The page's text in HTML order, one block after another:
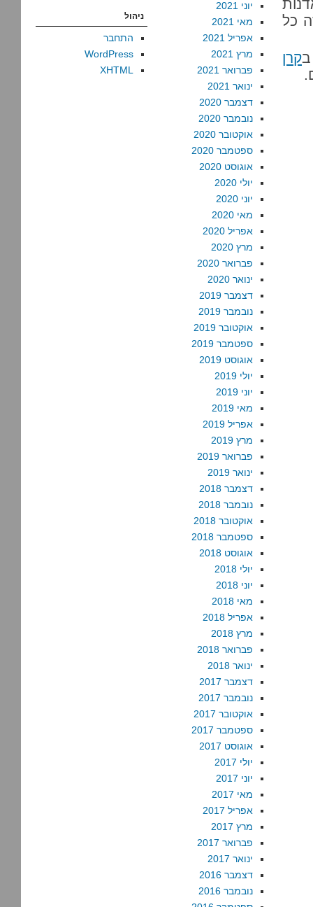
כל
קרן
יוני 2021
מאי 2021
אפריל 2021
מרץ 2021
פברואר 2021
ינואר 2021
דצמבר 2020
נובמבר 2020
אוקטובר 2020
ספטמבר 2020
אוגוסט 2020
יולי 2020
יוני 2020
מאי 2020
אפריל 2020
מרץ 2020
פברואר 2020
ינואר 2020
דצמבר 2019
נובמבר 2019
אוקטובר 2019
ספטמבר 2019
אוגוסט 2019
יולי 2019
יוני 2019
מאי 2019
אפריל 2019
מרץ 2019
פברואר 2019
ינואר 2019
דצמבר 2018
נובמבר 2018
אוקטובר 2018
ספטמבר 2018
אוגוסט 2018
יולי 2018
יוני 2018
מאי 2018
אפריל 2018
מרץ 2018
פברואר 2018
ינואר 2018
דצמבר 2017
נובמבר 2017
אוקטובר 2017
ספטמבר 2017
אוגוסט 2017
יולי 2017
יוני 2017
מאי 2017
אפריל 2017
מרץ 2017
פברואר 2017
ינואר 2017
דצמבר 2016
נובמבר 2016
ניהול
התחבר
WordPress
XHTML